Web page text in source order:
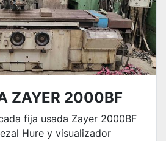
ZAYER 2000BF
fija usada Zayer 2000BF
Hure y visualizador